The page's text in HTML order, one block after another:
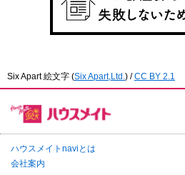
Six Apart 絵文字 (Six Apart,Ltd. ) /CC BY 2.1
ハウスメイトnaviとは
会社案内